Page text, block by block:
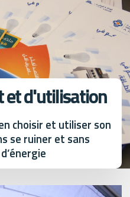
et d'utilisation
choisir et utiliser son
se ruiner et sans